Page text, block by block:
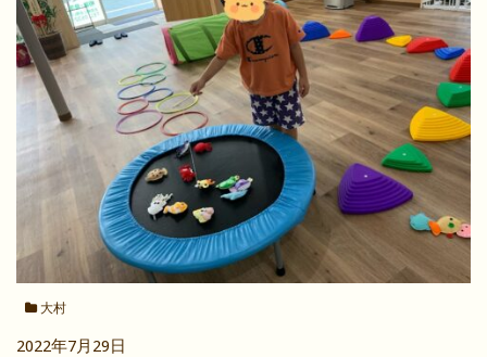
大村
2022年7月29日